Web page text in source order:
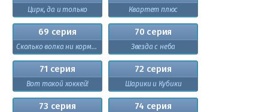
Цирк, да и только Квартет плюс
69 серия
Сколько волка ни корми...
70 серия
Звезда с неба
71 серия
Вот такой хоккей!
72 серия
Шарики и Кубики
73 серия 74 серия